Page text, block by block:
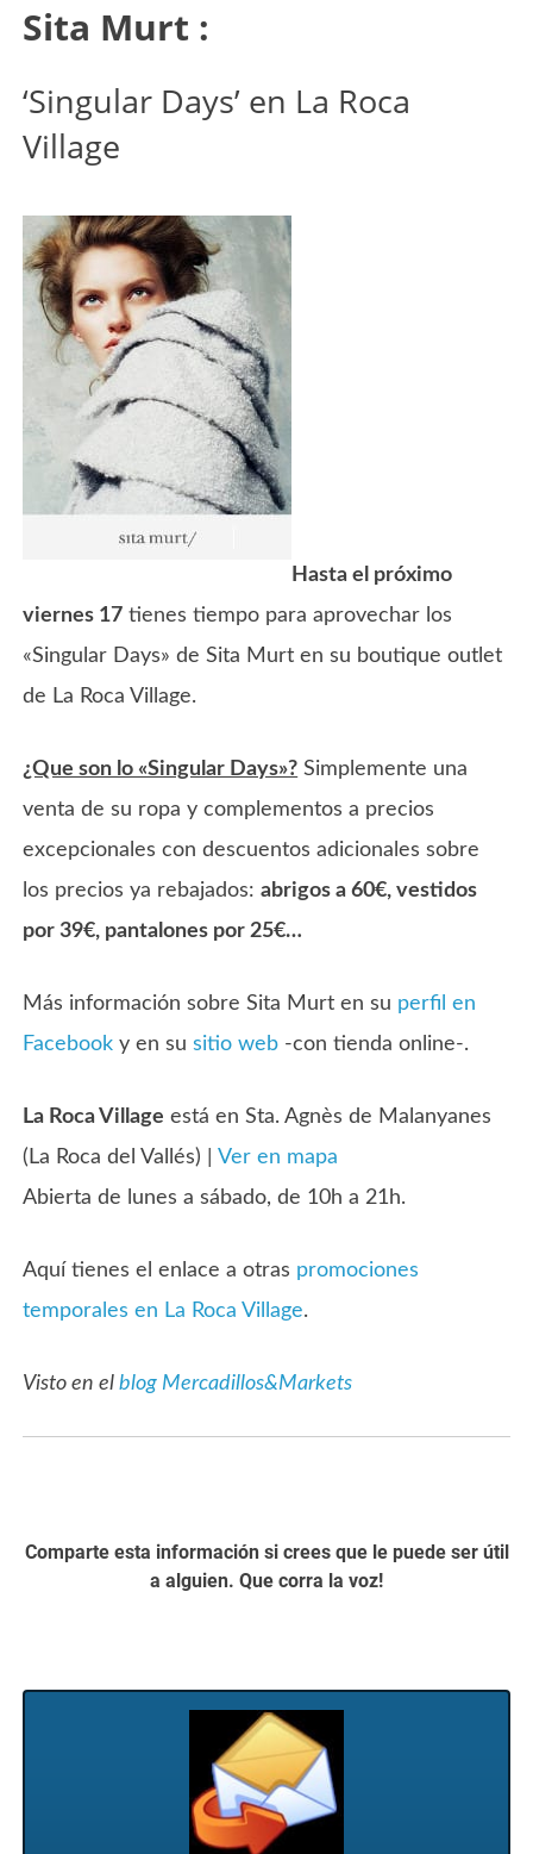
Sita Murt :
‘Singular Days’ en La Roca
Village
Hasta el próximo
viernes 17 tienes tiempo para aprovechar los
«Singular Days» de Sita Murt en su boutique outlet
de La Roca Village.
¿Que son lo «Singular Days»? Simplemente una
venta de su ropa y complementos a precios
excepcionales con descuentos adicionales sobre
los precios ya rebajados:abrigos a 60€, vestidos
por 39€, pantalones por 25€…
Más información sobre Sita Murt en su perfil en
Facebook y en susitio web -con tienda online-.
La Roca Village está en Sta. Agnès de Malanyanes
(La Roca del Vallés) |Ver en mapa
Abierta de lunes a sábado, de 10h a 21h.
Aquí tienes el enlace a otras promociones
temporales en La Roca Village.
Visto en elblog Mercadillos&Markets
Comparte esta información si crees que le puede ser útil
a alguien. Que corra la voz!